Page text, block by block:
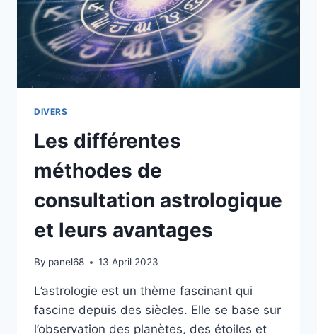
DIVERS
Les différentes
méthodes de
consultation astrologique
et leurs avantages
By panel68 13 April 2023
L’astrologie est un thème fascinant qui
fascine depuis des siècles. Elle se base sur
l’observation des planètes, des étoiles et